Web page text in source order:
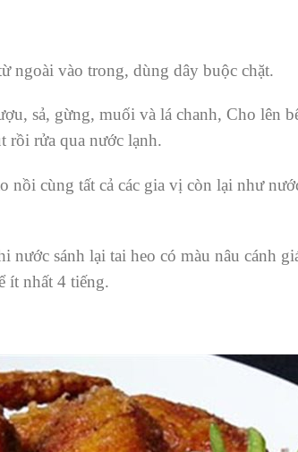
ngoài vào trong, dùng dây buộc chặt.
sả, gừng, muối và lá chanh, Cho lên
rồi rửa qua nước lạnh.
nồi cùng tất cả các gia vị còn lại như
nước sánh lại tai heo có màu nâu cánh
ít nhất 4 tiếng.